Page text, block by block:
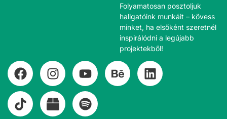
Folyamatosan posztoljuk
hallgatóink munkáit – kövess
minket, ha elsőként szeretnél
inspirálódni a legújabb
projektekből!